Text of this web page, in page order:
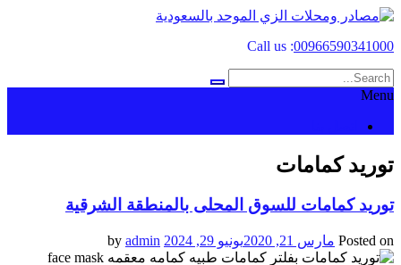
Skip
content
Call us :00966590341000
Menu
توريد كمامات
توريد كمامات للسوق المحلى بالمنطقة الشرقية
Posted on مارس 21, 2020 يونيو 29, 2024 admin